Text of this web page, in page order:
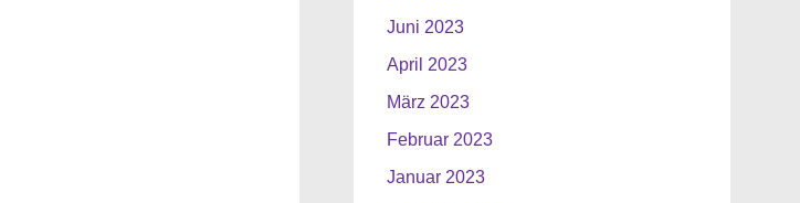
Juni 2023
April 2023
März 2023
Februar 2023
Januar 2023